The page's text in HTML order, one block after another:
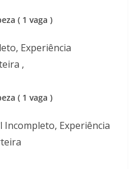
( 1 vaga )
Experiência
,
( 1 vaga )
Incompleto, Experiência